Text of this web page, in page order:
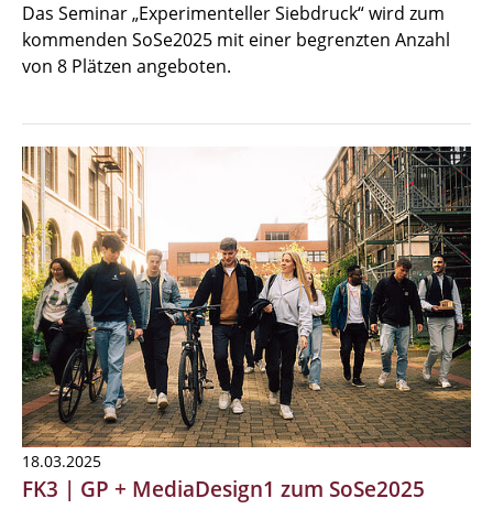
Das Seminar „Experimenteller Siebdruck“ wird zum
kommenden SoSe2025 mit einer begrenzten Anzahl
von 8 Plätzen angeboten.
18.03.2025
FK3 | GP + MediaDesign1 zum SoSe2025